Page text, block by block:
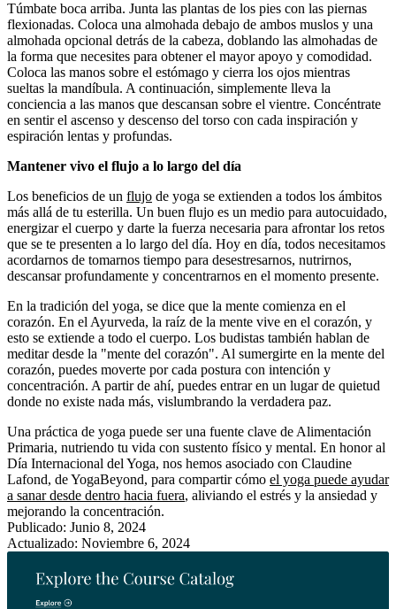
Túmbate boca arriba. Junta las plantas de los pies con las piernas
flexionadas. Coloca una almohada debajo de ambos muslos y una
almohada opcional detrás de la cabeza, doblando las almohadas de
la forma que necesites para obtener el mayor apoyo y comodidad.
Coloca las manos sobre el estómago y cierra los ojos mientras
sueltas la mandíbula. A continuación, simplemente lleva la
conciencia a las manos que descansan sobre el vientre. Concéntrate
en sentir el ascenso y descenso del torso con cada inspiración y
espiración lentas y profundas.
Mantener vivo el flujo a lo largo del día
Los beneficios de un flujo de yoga se extienden a todos los ámbitos
más allá de tu esterilla. Un buen flujo es un medio para autocuidado,
energizar el cuerpo y darte la fuerza necesaria para afrontar los retos
que se te presenten a lo largo del día. Hoy en día, todos necesitamos
acordarnos de tomarnos tiempo para desestresarnos, nutrirnos,
descansar profundamente y concentrarnos en el momento presente.
En la tradición del yoga, se dice que la mente comienza en el
corazón. En el Ayurveda, la raíz de la mente vive en el corazón, y
esto se extiende a todo el cuerpo. Los budistas también hablan de
meditar desde la "mente del corazón". Al sumergirte en la mente del
corazón, puedes moverte por cada postura con intención y
concentración. A partir de ahí, puedes entrar en un lugar de quietud
donde no existe nada más, vislumbrando la verdadera paz.
Una práctica de yoga puede ser una fuente clave de Alimentación
Primaria, nutriendo tu vida con sustento físico y mental. En honor al
Día Internacional del Yoga, nos hemos asociado con Claudine
Lafond, de YogaBeyond, para compartir cómo el yoga puede ayudar
a sanar desde dentro hacia fuera, aliviando el estrés y la ansiedad y
mejorando la concentración.
Publicado: Junio 8, 2024
Actualizado: Noviembre 6, 2024